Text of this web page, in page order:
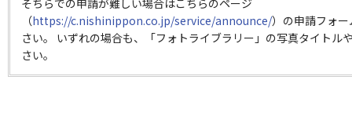
そちらでの申請が難しい場合はこちらのページ
（https://c.nishinippon.co.jp/service/announce/）の申請フォ
さい。 いずれの場合も、「フォトライブラリー」の写真タイトル
さい。